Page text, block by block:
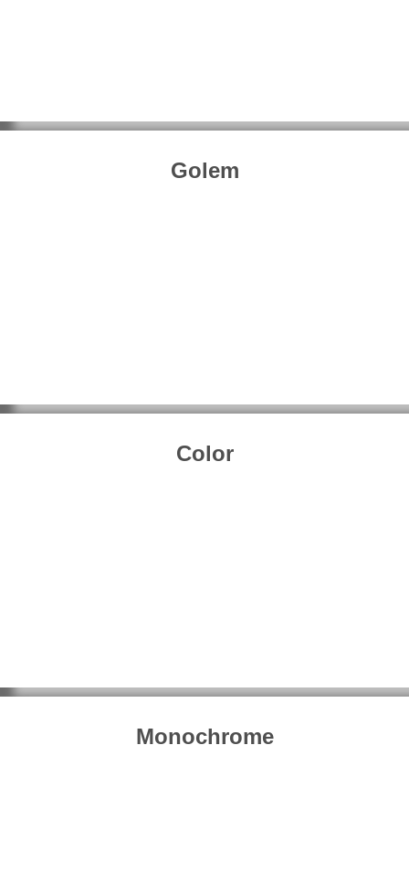
Golem
Color
Monochrome